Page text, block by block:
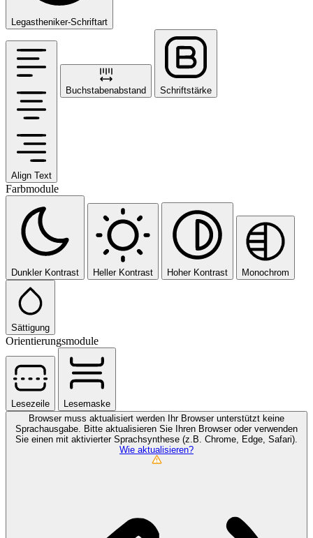
Legastheniker-Schriftart
Align Text
Buchstabenabstand Schriftstärke
Farbmodule
Dunkler Kontrast Heller Kontrast Hoher Kontrast Monochrom
Sättigung
Orientierungsmodule
Lesezeile
Lesemaske
Browser muss aktualisiert werden
Ihr Browser unterstützt keine
Sprachausgabe. Bitte aktualisieren Sie Ihren Browser oder verwenden
Sie einen mit aktivierter Sprachsynthese (z.B. Chrome, Edge, Safari).
Wie aktualisieren?